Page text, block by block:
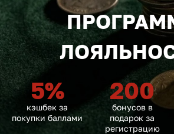
5%
кэшбек за
покупки баллами
200
бонусов в
подарок за
регистрацию